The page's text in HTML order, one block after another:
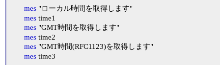
mes "ローカル時間を取得します"
mes time1
mes "GMT時間を取得します"
mes time2
mes "GMT時間(RFC1123)を取得します"
mes time3